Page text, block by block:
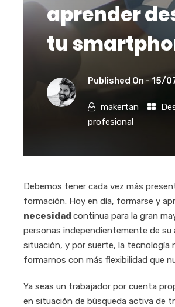
aprender
tu
Published On - 15/
makertan
profesional
Debemos tener cada vez más
formación. Hoy en día, formarse y
necesidad continua para la gran
personas independientemente de su
situación, y por suerte, la tecnología
formarnos con más flexibilidad que
Ya seas un trabajador por cuenta
en situación de búsqueda activa de